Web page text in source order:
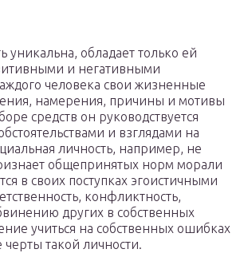
уникальна, обладает только ей
и негативными
человека свои жизненные
намерения, причины и мотивы
средств он руководствуется
и взглядами на
личность, например, не
общепринятых норм морали
в своих поступках эгоистичными
конфликтность,
других в собственных
учиться на собственных ошибках
такой личности.